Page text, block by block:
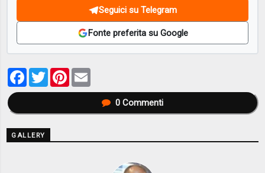
Seguici su Telegram
Fonte preferita su Google
Facebook
TwitterPinterest
0Commenti
GALLERY